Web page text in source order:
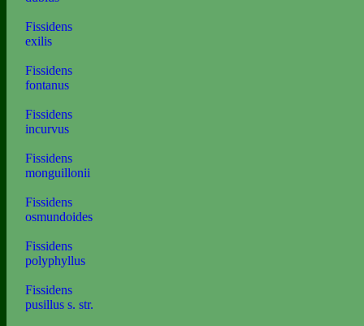
Fissidens
exilis
Fissidens
fontanus
Fissidens
incurvus
Fissidens
monguillonii
Fissidens
osmundoides
Fissidens
polyphyllus
Fissidens
pusillus s. str.